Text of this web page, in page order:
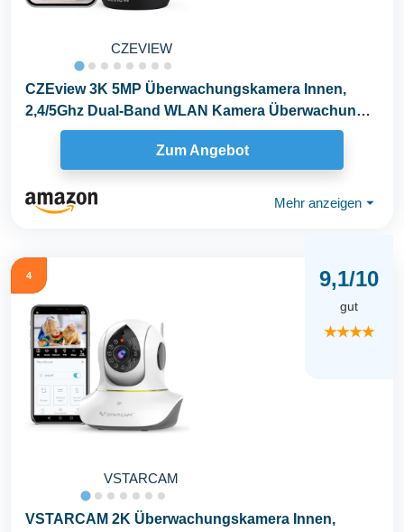
CZEVIEW
CZEview 3K 5MP Überwachungskamera Innen,
2,4/5Ghz Dual-Band WLAN Kamera Überwachung
Innen...
Zum Angebot
Mehr anzeigen ⏷
4
VSTARCAM
9,1/10
gut
★★★★
VSTARCAM 2K Überwachungskamera Innen,